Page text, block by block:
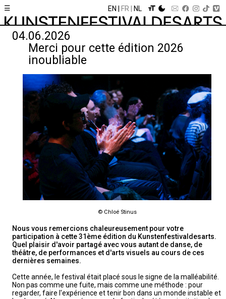
☰ EN FR NL
04.06.2026
Merci pour cette édition 2026
inoubliable
© Chloé Stinus
Nous vous remercions chaleureusement pour votre
participation à cette 31ème édition du Kunstenfestivaldesarts.
Quel plaisir d'avoir partagé avec vous autant de danse, de
théâtre, de performances et d'arts visuels au cours de ces
dernières semaines.
Cette année, le festival était placé sous le signe de la malléabilité.
Non pas comme une fuite, mais comme une méthode : pour
regarder, faire l'expérience et tenir bon dans un monde instable et